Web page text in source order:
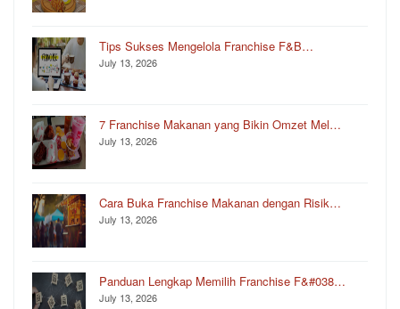
Tips Sukses Mengelola Franchise F&B…
July 13, 2026
7 Franchise Makanan yang Bikin Omzet Mel…
July 13, 2026
Cara Buka Franchise Makanan dengan Risik…
July 13, 2026
Panduan Lengkap Memilih Franchise F&#038…
July 13, 2026